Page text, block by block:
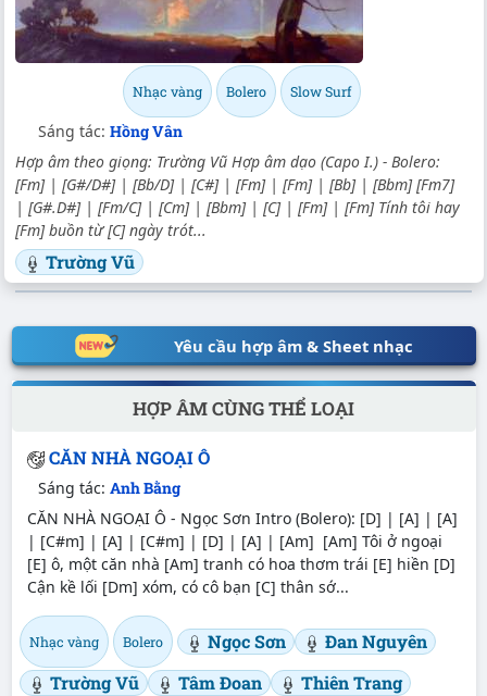
Nhạc vàng Bolero Slow Surf
Sáng tác: Hồng Vân
Hợp âm theo giọng: Trường Vũ Hợp âm dạo (Capo I.) - Bolero:
[Fm] | [G#/D#] | [Bb/D] | [C#] | [Fm] | [Fm] | [Bb] | [Bbm] [Fm7]
| [G#.D#] | [Fm/C] | [Cm] | [Bbm] | [C] | [Fm] | [Fm] Tính tôi hay
[Fm] buồn từ [C] ngày trót...
Trường Vũ
Yêu cầu hợp âm & Sheet nhạc
HỢP ÂM CÙNG THỂ LOẠI
CĂN NHÀ NGOẠI Ô
Sáng tác: Anh Bằng
CĂN NHÀ NGOẠI Ô - Ngọc Sơn Intro (Bolero): [D] | [A] | [A]
| [C#m] | [A] | [C#m] | [D] | [A] | [Am] [Am] Tôi ở ngoại
[E] ô, một căn nhà [Am] tranh có hoa thơm trái [E] hiền [D]
Cận kề lối [Dm] xóm, có cô bạn [C] thân sớ...
Nhạc vàng Bolero Ngọc Sơn
Đan Nguyên
Trường Vũ
Tâm Đoan
Thiên Trang